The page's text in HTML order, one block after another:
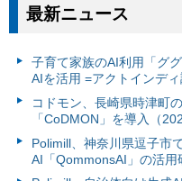
最新ニュース
子育て家族のAI利用「グ
AIを活用 =アクトインデ
コドモン、長崎県時津町
「CoDMON」を導入（
Polimill、神奈川県逗子市
AI「QommonsAI」の活用